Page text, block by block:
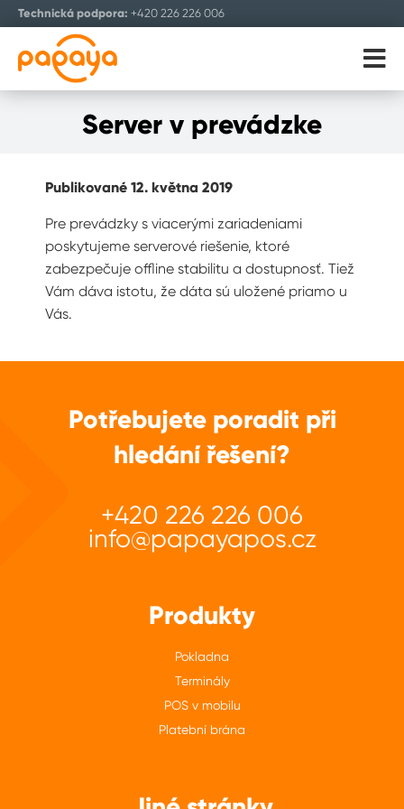
Technická podpora: +420 226 226 006
Server v prevádzke
Publikované 12. května 2019
Pre prevádzky s viacerými zariadeniami
poskytujeme serverové riešenie, ktoré
zabezpečuje offline stabilitu a dostupnosť. Tiež
Vám dáva istotu, že dáta sú uložené priamo u
Vás.
Potřebujete poradit při
hledání řešení?
+420 226 226 006
info@papayapos.cz
Produkty
Pokladna
Terminály
POS v mobilu
Platební brána